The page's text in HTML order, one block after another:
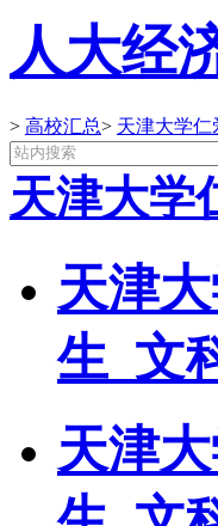
人大经
> 高校汇总> 天津大学仁
天津大学
天津
生_文
天津